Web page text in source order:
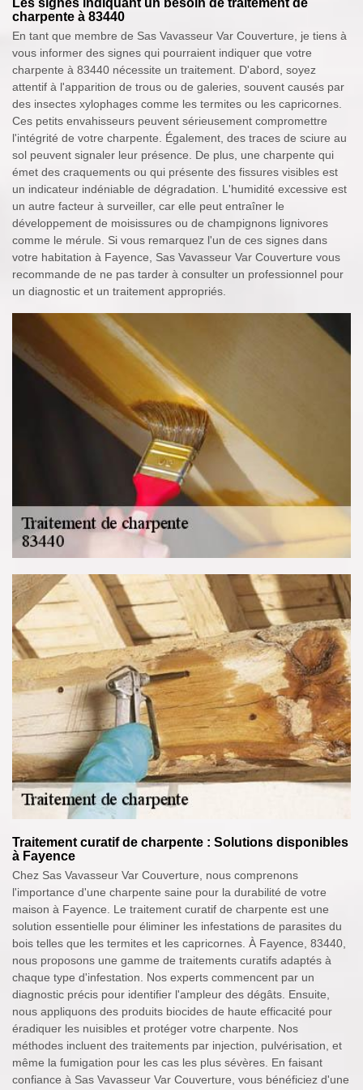
Les signes indiquant un besoin de traitement de
charpente à 83440
En tant que membre de Sas Vavasseur Var Couverture, je tiens à
vous informer des signes qui pourraient indiquer que votre
charpente à 83440 nécessite un traitement. D'abord, soyez
attentif à l'apparition de trous ou de galeries, souvent causés par
des insectes xylophages comme les termites ou les capricornes.
Ces petits envahisseurs peuvent sérieusement compromettre
l'intégrité de votre charpente. Également, des traces de sciure au
sol peuvent signaler leur présence. De plus, une charpente qui
émet des craquements ou qui présente des fissures visibles est
un indicateur indéniable de dégradation. L'humidité excessive est
un autre facteur à surveiller, car elle peut entraîner le
développement de moisissures ou de champignons lignivores
comme le mérule. Si vous remarquez l'un de ces signes dans
votre habitation à Fayence, Sas Vavasseur Var Couverture vous
recommande de ne pas tarder à consulter un professionnel pour
un diagnostic et un traitement appropriés.
Traitement curatif de charpente : Solutions disponibles
à Fayence
Chez Sas Vavasseur Var Couverture, nous comprenons
l'importance d'une charpente saine pour la durabilité de votre
maison à Fayence. Le traitement curatif de charpente est une
solution essentielle pour éliminer les infestations de parasites du
bois telles que les termites et les capricornes. À Fayence, 83440,
nous proposons une gamme de traitements curatifs adaptés à
chaque type d'infestation. Nos experts commencent par un
diagnostic précis pour identifier l'ampleur des dégâts. Ensuite,
nous appliquons des produits biocides de haute efficacité pour
éradiquer les nuisibles et protéger votre charpente. Nos
méthodes incluent des traitements par injection, pulvérisation, et
même la fumigation pour les cas les plus sévères. En faisant
confiance à Sas Vavasseur Var Couverture, vous bénéficiez d'une